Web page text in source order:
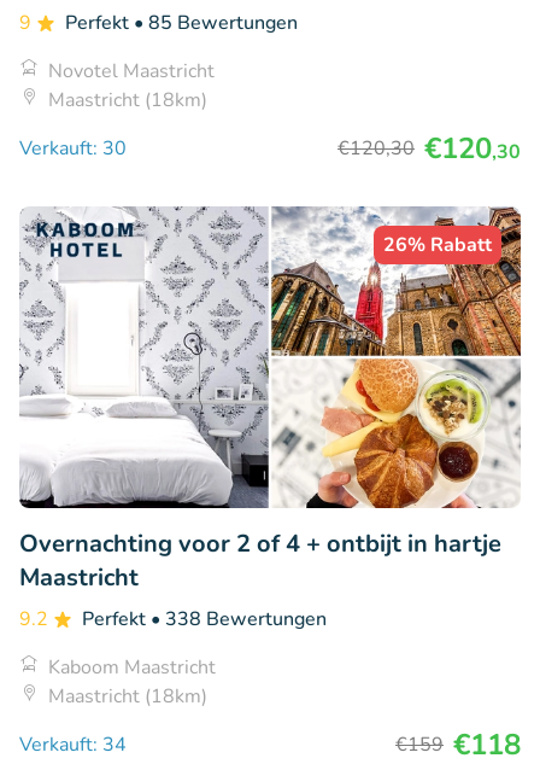
9 Perfekt • 85 Bewertungen
Novotel Maastricht
Maastricht (18km)
Verkauft: 30
€120,30 €120,30
26% Rabatt
Overnachting voor 2 of 4 + ontbijt in hartje
Maastricht
9.2 Perfekt • 338 Bewertungen
Kaboom Maastricht
Maastricht (18km)
Verkauft: 34
€159 €118